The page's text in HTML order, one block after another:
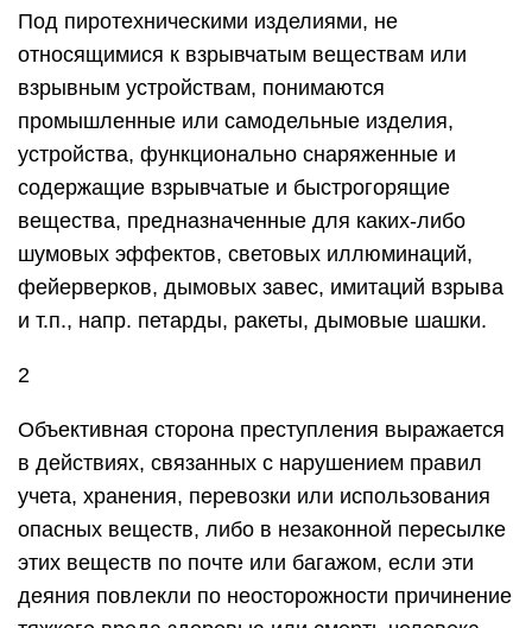
Под пиротехническими изделиями, не
относящимися к взрывчатым веществам или
взрывным устройствам, понимаются
промышленные или самодельные изделия,
устройства, функционально снаряженные и
содержащие взрывчатые и быстрогорящие
вещества, предназначенные для каких-либо
шумовых эффектов, световых иллюминаций,
фейерверков, дымовых завес, имитаций взрыва
и т.п., напр. петарды, ракеты, дымовые шашки.
2
Объективная сторона преступления выражается
в действиях, связанных с нарушением правил
учета, хранения, перевозки или использования
опасных веществ, либо в незаконной пересылке
этих веществ по почте или багажом, если эти
деяния повлекли по неосторожности причинение